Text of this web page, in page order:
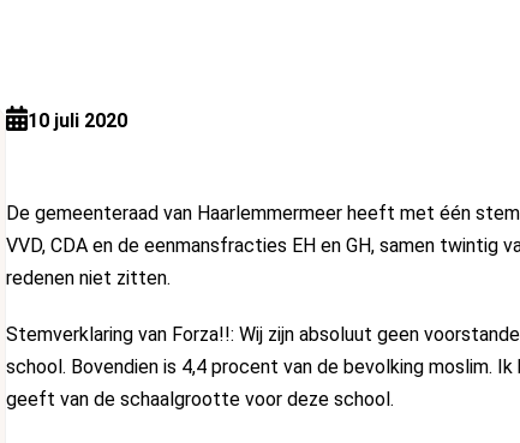
10 juli 2020
De gemeenteraad van Haarlemmermeer heeft met één
VVD, CDA en de eenmansfracties EH en GH, samen twintig
redenen niet zitten.
Stemverklaring van Forza!!: Wij zijn absoluut geen
school. Bovendien is 4,4 procent van de bevolking moslim.
geeft van de schaalgrootte voor deze school.